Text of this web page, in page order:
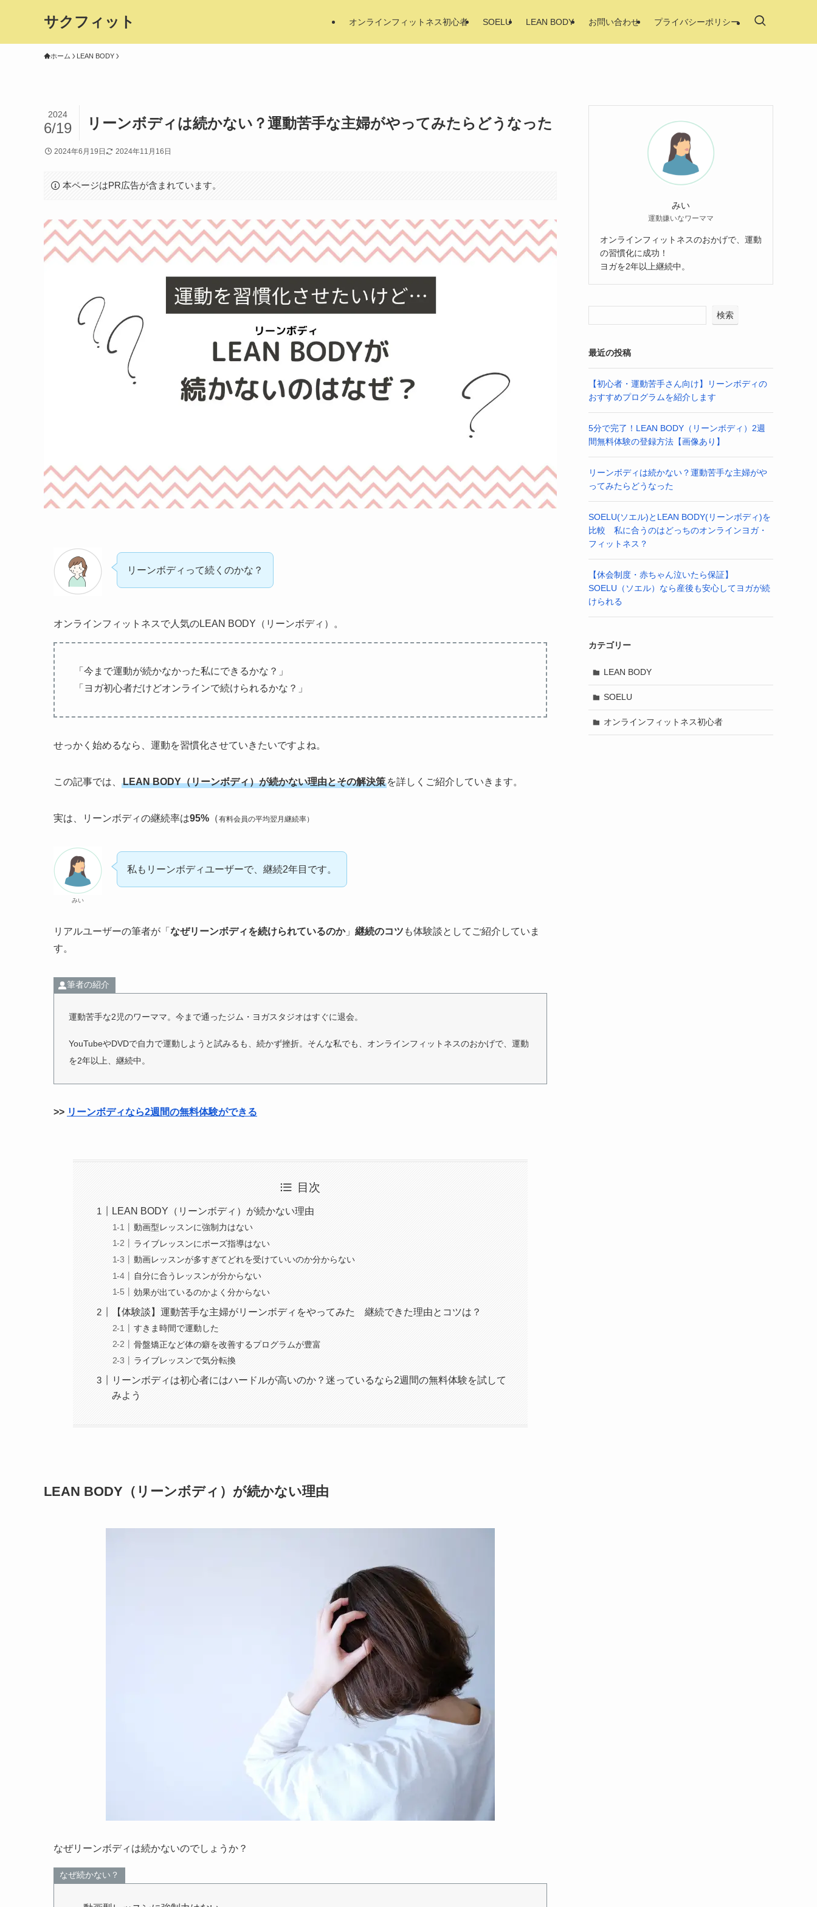
サクフィット オンラインフィットネス初心者 SOELU LEAN BODY お問い合わせ プライバシーポリシー
ホーム LEAN BODY
リーンボディは続かない？運動苦手な主婦がやってみたらどうなった
2024
6/19
2024年6月19日 2024年11月16日
本ページはPR広告が含まれています。
リーンボディって続くのかな？
オンラインフィットネスで人気のLEAN BODY（リーンボディ）。
「今まで運動が続かなかった私にできるかな？」
「ヨガ初心者だけどオンラインで続けられるかな？」
せっかく始めるなら、運動を習慣化させていきたいですよね。
この記事では、 LEAN BODY（リーンボディ）が続かない理由とその解決策 を詳しくご紹介していきます。
実は、リーンボディの継続率は95% （有料会員の平均翌月継続率）
みい
私もリーンボディユーザーで、継続2年目です。
リアルユーザーの筆者が「 なぜリーンボディを続けられているのか」 継続のコツ も体験談としてご紹介していま
す。
筆者の紹介
運動苦手な2児のワーママ。今まで通ったジム・ヨガスタジオはすぐに退会。
YouTubeやDVDで自力で運動しようと試みるも、続かず挫折。そんな私でも、オンラインフィットネスのおかげで、運動
を2年以上、継続中。
>> リーンボディなら2週間の無料体験ができる
目次
LEAN BODY（リーンボディ）が続かない理由
動画型レッスンに強制力はない
ライブレッスンにポーズ指導はない
動画レッスンが多すぎてどれを受けていいのか分からない
自分に合うレッスンが分からない
効果が出ているのかよく分からない
【体験談】運動苦手な主婦がリーンボディをやってみた 継続できた理由とコツは？
すきま時間で運動した
骨盤矯正など体の癖を改善するプログラムが豊富
ライブレッスンで気分転換
リーンボディは初心者にはハードルが高いのか？迷っているなら2週間の無料体験を試して
みよう
LEAN BODY（リーンボディ）が続かない理由
なぜリーンボディは続かないのでしょうか？
なぜ続かない？
みい
運動嫌いなワーママ
オンラインフィットネスのおかげで、運動
の習慣化に成功！
ヨガを2年以上継続中。
検索
最近の投稿
【初心者・運動苦手さん向け】リーンボディの
おすすめプログラムを紹介します
5分で完了！LEAN BODY（リーンボディ）2週
間無料体験の登録方法【画像あり】
リーンボディは続かない？運動苦手な主婦がや
ってみたらどうなった
SOELU(ソエル)とLEAN BODY(リーンボディ)を
比較 私に合うのはどっちのオンラインヨガ・
フィットネス？
【休会制度・赤ちゃん泣いたら保証】
SOELU（ソエル）なら産後も安心してヨガが続
けられる
カテゴリー
LEAN BODY
SOELU
オンラインフィットネス初心者